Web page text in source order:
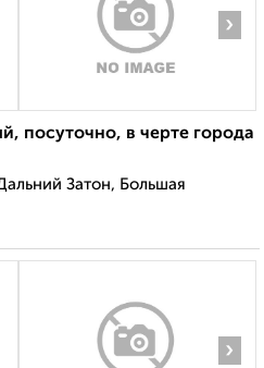
›
посуточно, в черте города
Затон, Большая
›